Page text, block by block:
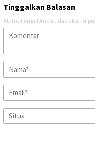
Tinggalkan Balasan
Alamat email Anda tidak akan